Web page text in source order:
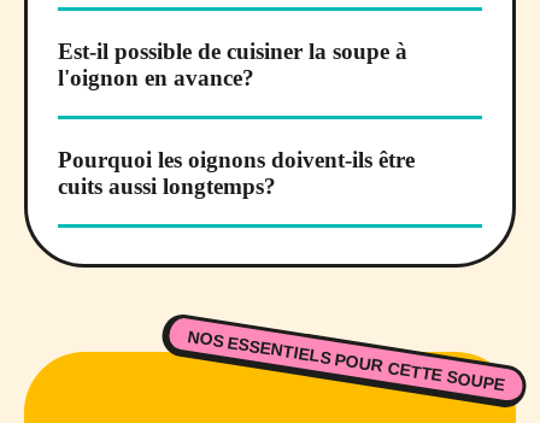
Est-il possible de cuisiner la soupe à
l'oignon en avance?
Pourquoi les oignons doivent-ils être
cuits aussi longtemps?
NOS ESSENTIELS POUR CETTE SOUPE